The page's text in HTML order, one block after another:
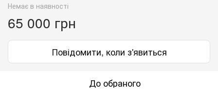
Немає в наявності
65 000 грн
Повідомити, коли з'явиться
До обраного